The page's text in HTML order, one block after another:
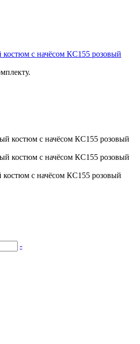
с начёсом КС155 розовый
с начёсом КС155 розовый
-